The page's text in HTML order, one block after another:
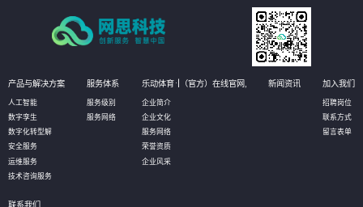
产品与解决方案
人工智能
数字孪生
数字化转型解
安全服务
运维服务
技术咨询服务
服务体系
服务级别
服务网络
乐动体育·|（官方）在线官网,
企业简介
企业文化
服务网络
荣誉资质
企业风采
新闻资讯 加入我们
招聘岗位
联系方式
留言表单
联系我们